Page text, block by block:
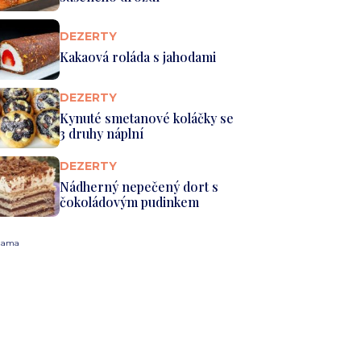
DEZERTY
Kakaová roláda s jahodami
DEZERTY
Kynuté smetanové koláčky se
3 druhy náplní
DEZERTY
Nádherný nepečený dort s
čokoládovým pudinkem